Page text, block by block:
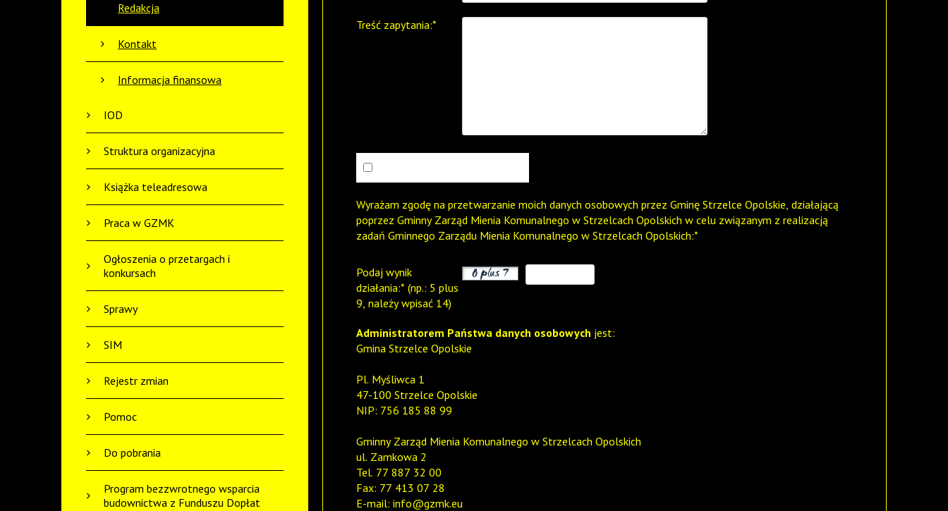
Redakcja
Kontakt
Informacja finansowa
IOD
Struktura organizacyjna
Książka teleadresowa
Praca w GZMK
Ogłoszenia o przetargach i
konkursach
Sprawy
SIM
Rejestr zmian
Pomoc
Do pobrania
Program bezzwrotnego wsparcia
budownictwa z Funduszu Dopłat
Treść zapytania:*
Wyrażam zgodę na przetwarzanie moich danych osobowych przez Gminę Strzelce Opolskie, działającą
poprzez Gminny Zarząd Mienia Komunalnego w Strzelcach Opolskich w celu związanym z realizacją
zadań Gminnego Zarządu Mienia Komunalnego w Strzelcach Opolskich:*
Podaj wynik
działania:* (np.: 5 plus
9, należy wpisać 14)
Administratorem Państwa danych osobowych jest:
Gmina Strzelce Opolskie
Pl. Myśliwca 1
47-100 Strzelce Opolskie
NIP: 756 185 88 99
Gminny Zarząd Mienia Komunalnego w Strzelcach Opolskich
ul. Zamkowa 2
Tel. 77 887 32 00
Fax: 77 413 07 28
E-mail: info@gzmk.eu